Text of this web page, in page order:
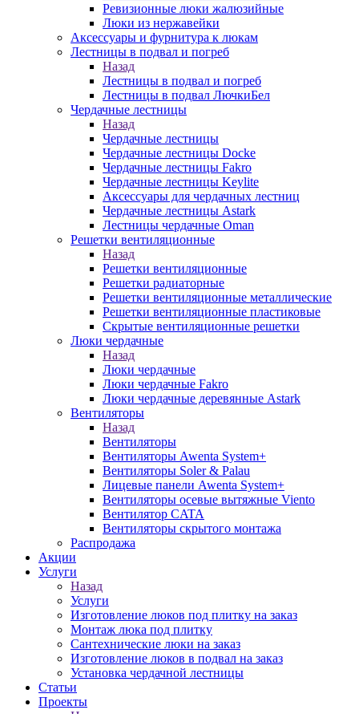
Ревизионные люки жалюзийные
Люки из нержавейки
Аксессуары и фурнитура к люкам
Лестницы в подвал и погреб
Назад
Лестницы в подвал и погреб
Лестницы в подвал ЛючкиБел
Чердачные лестницы
Назад
Чердачные лестницы
Чердачные лестницы Docke
Чердачные лестницы Fakro
Чердачные лестницы Keylite
Аксессуары для чердачных лестниц
Чердачные лестницы Astark
Лестницы чердачные Oman
Решетки вентиляционные
Назад
Решетки вентиляционные
Решетки радиаторные
Решетки вентиляционные металлические
Решетки вентиляционные пластиковые
Скрытые вентиляционные решетки
Люки чердачные
Назад
Люки чердачные
Люки чердачные Fakro
Люки чердачные деревянные Astark
Вентиляторы
Назад
Вентиляторы
Вентиляторы Awenta System+
Вентиляторы Soler & Palau
Лицевые панели Awenta System+
Вентиляторы осевые вытяжные Viento
Вентилятор CATA
Вентиляторы скрытого монтажа
Распродажа
Акции
Услуги
Назад
Услуги
Изготовление люков под плитку на заказ
Монтаж люка под плитку
Сантехнические люки на заказ
Изготовление люков в подвал на заказ
Установка чердачной лестницы
Статьи
Проекты